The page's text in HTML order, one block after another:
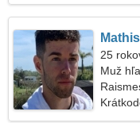
Mathis
25
Muž